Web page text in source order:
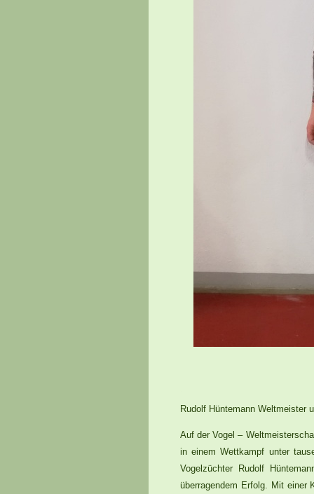
Rudolf Hüntemann Weltmeister
Auf der Vogel –
in einem Wettkampf unter
Vogelzüchter Rudolf
überragendem Erfolg. Mit einer